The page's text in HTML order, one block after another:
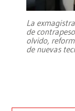
La
de
olvido,
de nuevas